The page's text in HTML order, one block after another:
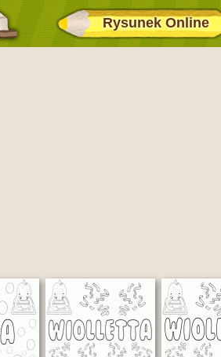
Rysunek Online